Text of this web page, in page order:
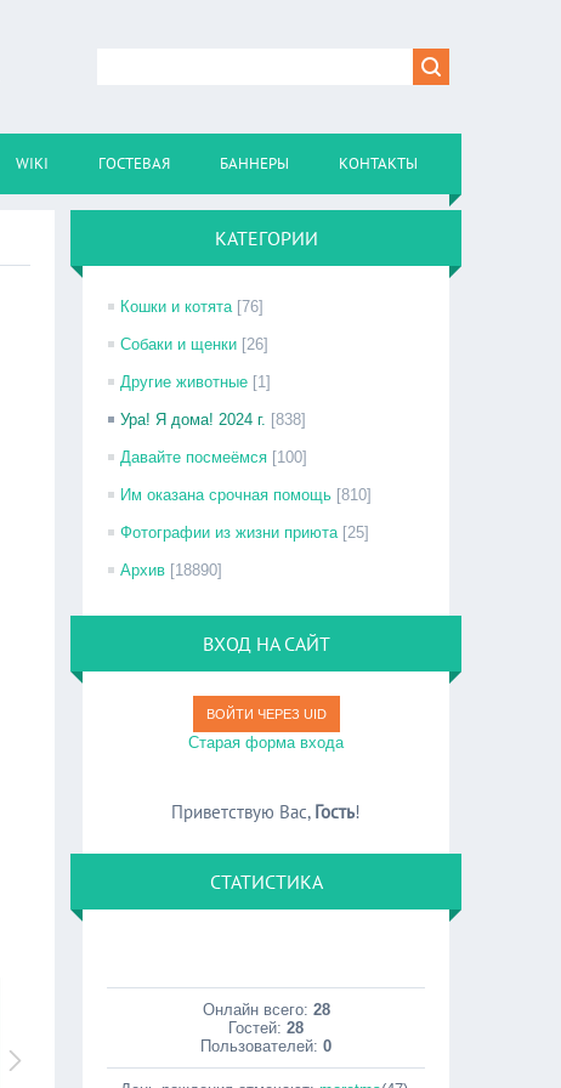
WIKI ГОСТЕВАЯ БАННЕРЫ КОНТАКТЫ
КАТЕГОРИИ
Кошки и котята [76]
Собаки и щенки [26]
Другие животные [1]
Ура! Я дома! 2024 г. [838]
Давайте посмеёмся [100]
Им оказана срочная помощь [810]
Фотографии из жизни приюта [25]
Архив [18890]
ВХОД НА САЙТ
ВОЙТИ ЧЕРЕЗ UID
Старая форма входа
Приветствую Вас, Гость!
СТАТИСТИКА
Онлайн всего: 28
Гостей:28
Пользователей:0